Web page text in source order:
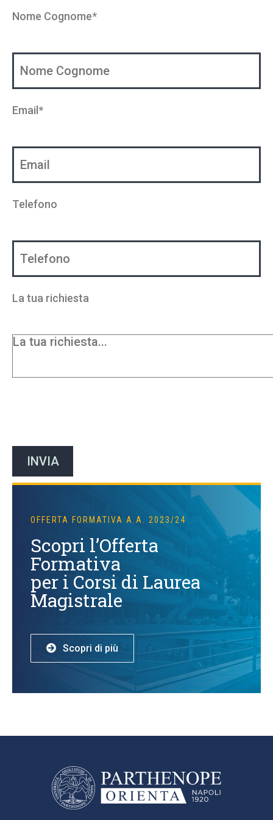
Nome Cognome*
Email*
Telefono
La tua richiesta
OFFERTA FORMATIVA A.A. 2023/24
Scopri l’Offerta
Formativa
per i Corsi di Laurea
Magistrale
Scopri di più